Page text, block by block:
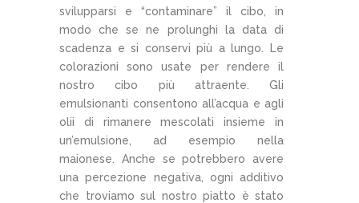
svilupparsi e “contaminare” il cibo, in
modo che se ne prolunghi la data di
scadenza e si conservi più a lungo. Le
colorazioni sono usate per rendere il
nostro cibo più attraente. Gli
emulsionanti consentono all’acqua e agli
olii di rimanere mescolati insieme in
un’emulsione, ad esempio nella
maionese. Anche se potrebbero avere
una percezione negativa, ogni additivo
che troviamo sul nostro piatto è stato